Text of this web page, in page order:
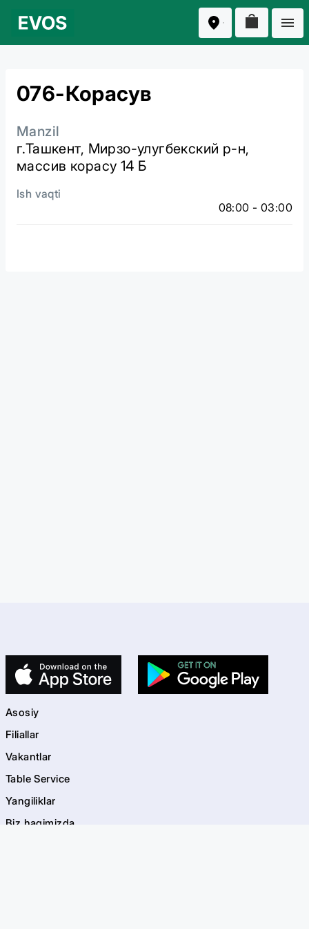
076-Корасув
Manzil
г.Ташкент, Мирзо-улугбекский р-н,
массив корасу 14 Б
Ish vaqti
08:00 - 03:00
Asosiy
Filiallar
Vakantlar
Table Service
Yangiliklar
Biz haqimizda